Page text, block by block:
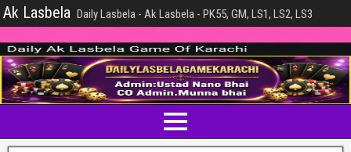
Ak Lasbela Daily Lasbela - Ak Lasbela - PK55, GM, LS1, LS2, LS3